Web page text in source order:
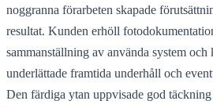
noggranna förarbeten skapade
resultat. Kunden erhöll
sammanställning av använda system
underlättade framtida underhåll och
Den färdiga ytan uppvisade god